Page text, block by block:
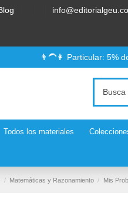
👨‍🦱👩 Particular: 5%
Todos los materiales
Matemáticas y Razonamiento Mis